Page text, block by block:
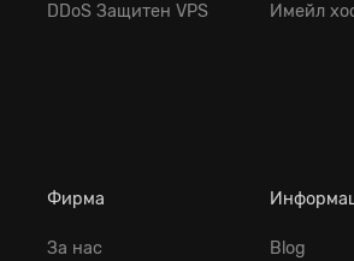
DDoS Защитен VPS
Имейл
Фирма
За нас
Blog